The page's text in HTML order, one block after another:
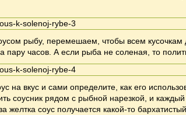
рыбу, перемешаем, чтобы всем кусочкам
пару часов. А если рыба не соленая, то
на вкус и сами определите, как его
соусник рядом с рыбной нарезкой, и каждый
желтка соус получается какой-то